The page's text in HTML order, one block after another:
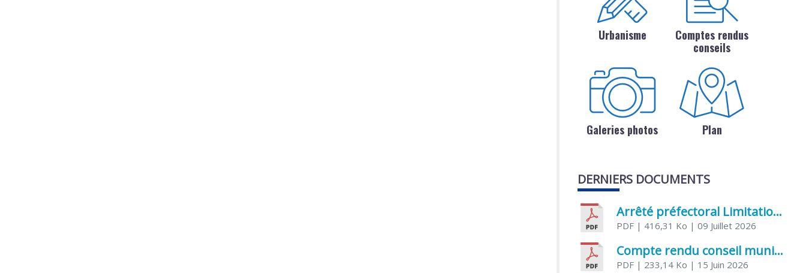
Urbanisme
Comptes rendus
conseils
Galeries photos Plan
DERNIERS DOCUMENTS
Arrêté préfectoral Limitation provisoire des usages de l’eau
PDF | 416,31 Ko | 09 Juillet 2026
Compte rendu conseil municipal 5 juin 2026 sénatoriale
PDF | 233,14 Ko | 15 Juin 2026